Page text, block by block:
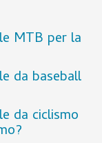
MTB per la
da baseball
da ciclismo